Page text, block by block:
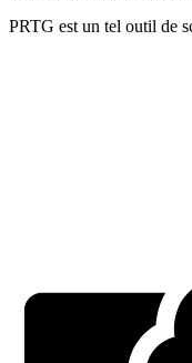
PRTG est un tel outil de